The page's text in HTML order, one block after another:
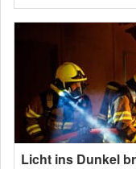
Licht ins Dunkel